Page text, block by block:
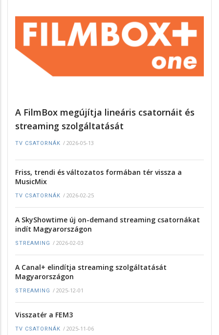
A FilmBox megújítja lineáris csatornáit és
streaming szolgáltatását
TV CSATORNÁK / 2026-05-13
Friss, trendi és változatos formában tér vissza a
MusicMix
TV CSATORNÁK / 2026-02-25
A SkyShowtime új on-demand streaming csatornákat
indít Magyarországon
STREAMING / 2026-02-03
A Canal+ elindítja streaming szolgáltatását
Magyarországon
STREAMING / 2025-12-01
Visszatér a FEM3
TV CSATORNÁK / 2025-11-06